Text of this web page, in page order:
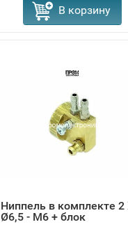
В корзину
Ниппель в комплекте 2
Ø6,5 - M6 + блок